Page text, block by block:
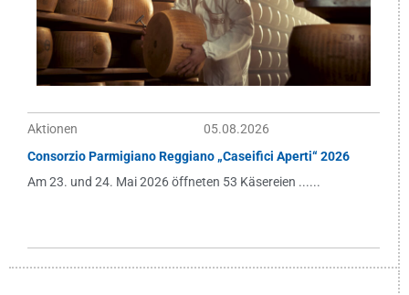
Aktionen
05.08.2026
Consorzio Parmigiano Reggiano „Caseifici Aperti“ 2026
Am 23. und 24. Mai 2026 öffneten 53 Käsereien ......